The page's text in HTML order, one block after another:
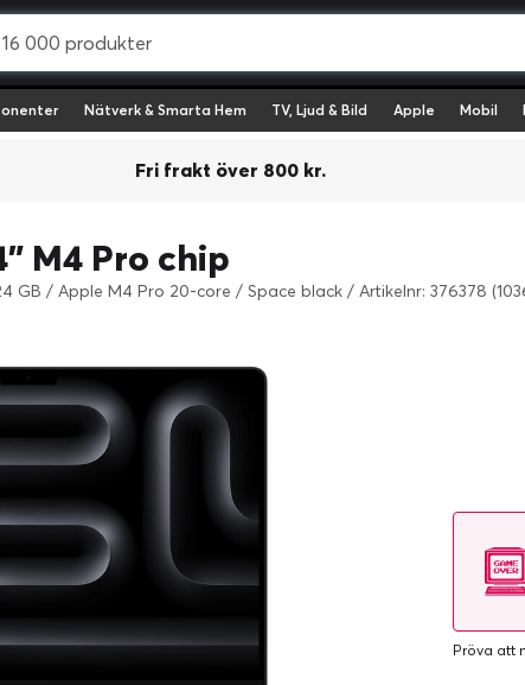
Nätverk & Smarta Hem TV, Ljud & Bild Apple Mobil
Fri frakt över 800 kr.
M4 Pro chip
GB / Apple M4 Pro 20-core / Space black / Artikelnr: 376378
Pröva att